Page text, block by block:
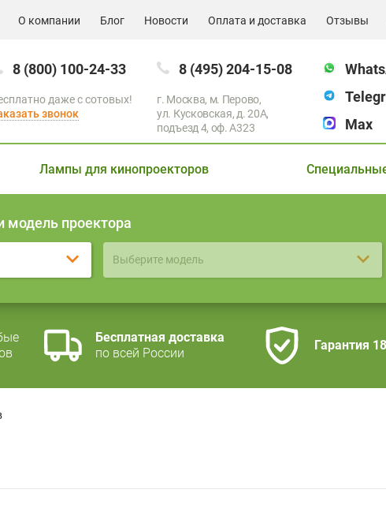
О компании Блог Новости Оплата и доставка Отзывы
8 (800) 100-24-33
даже с сотовых!
звонок
8 (495) 204-15-08
г. Москва, м. Перово,
ул. Кусковская, д. 20А,
подъезд 4, оф. A323
Max
Лампы для кинопроекторов
модель проектора
Выберите модель
Бесплатная доставка
по всей России
Гарантия